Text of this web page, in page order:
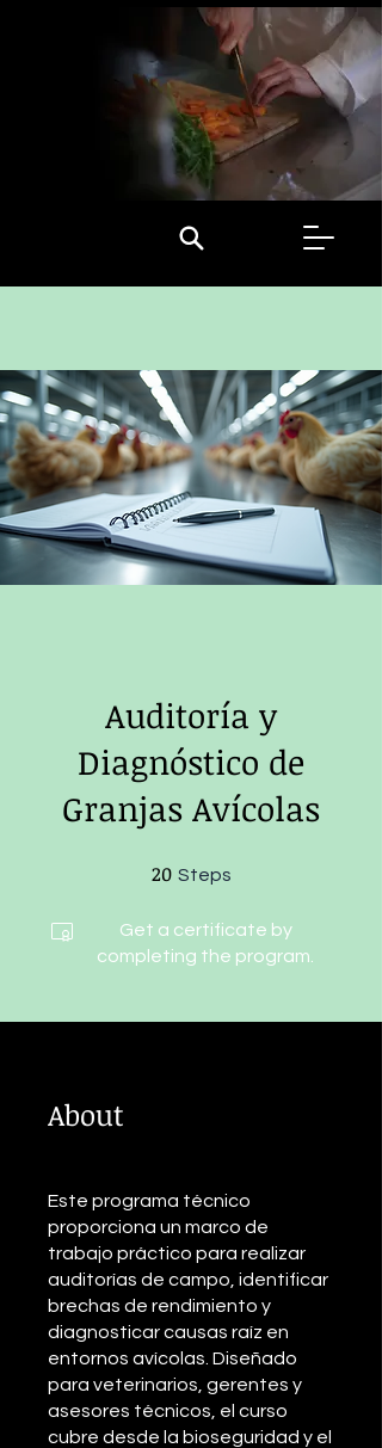
Auditoría y
Diagnóstico de
Granjas Avícolas
20 Steps
Get a certificate by
completing the program.
About
Este programa técnico
proporciona un marco de
trabajo práctico para realizar
auditorías de campo, identificar
brechas de rendimiento y
diagnosticar causas raíz en
entornos avícolas. Diseñado
para veterinarios, gerentes y
asesores técnicos, el curso
cubre desde la bioseguridad y el